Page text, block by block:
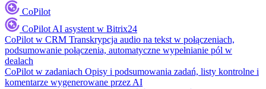
CoPilot
CoPilot AI asystent w Bitrix24
CoPilot w CRM Transkrypcja audio na tekst w połączeniach,
podsumowanie połączenia, automatyczne wypełnianie pól w
dealach
CoPilot w zadaniach Opisy i podsumowania zadań, listy kontrolne i
komentarze wygenerowane przez AI